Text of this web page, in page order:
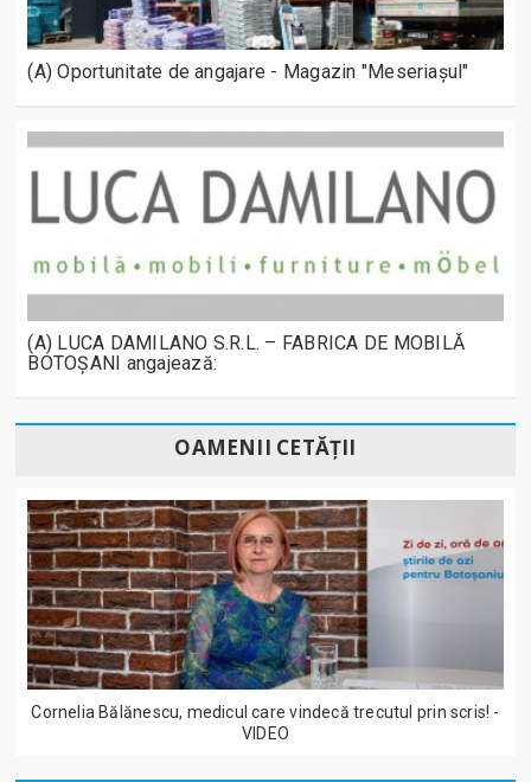
(A) Oportunitate de angajare - Magazin "Meseriașul"
(A) LUCA DAMILANO S.R.L. – FABRICA DE MOBILĂ
BOTOȘANI angajează:
OAMENII CETĂȚII
Cornelia Bălănescu, medicul care vindecă trecutul prin scris! -
VIDEO